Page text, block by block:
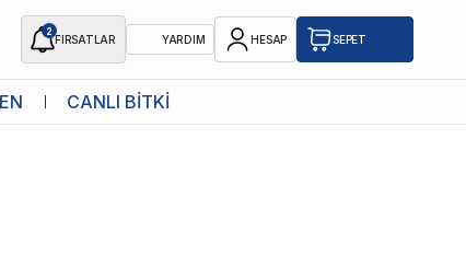
2
FIRSATLAR YARDIM HESAP SEPET
CANLI BİTKİ